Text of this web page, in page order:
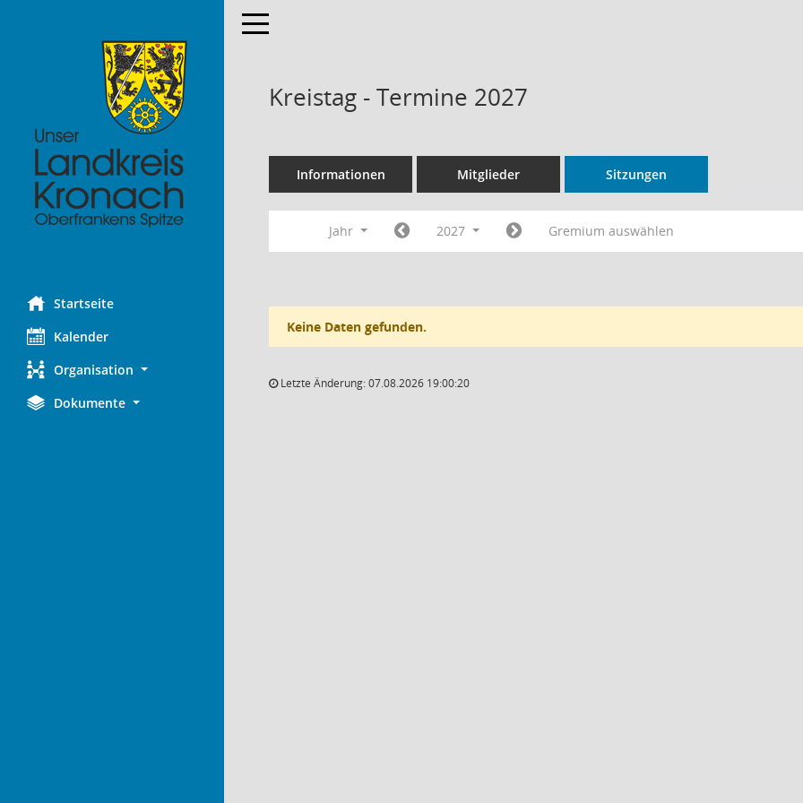
Startseite
Kalender
Organisation
Dokumente
Toggle navigation
Kreistag - Termine 2027
Informationen Mitglieder Sitzungen
Jahr 2027 Gremium auswählen
Keine Daten gefunden.
Letzte Änderung: 07.08.2026 19:00:20